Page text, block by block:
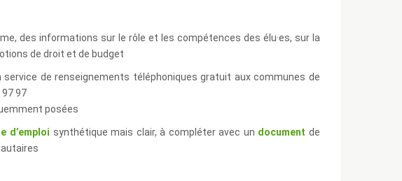
des informations sur le rôle et les compétences des élu·es, sur la
de droit et de budget
de renseignements téléphoniques gratuit aux communes de
97
posées
d’emploi synthétique mais clair, à compléter avec un documentde